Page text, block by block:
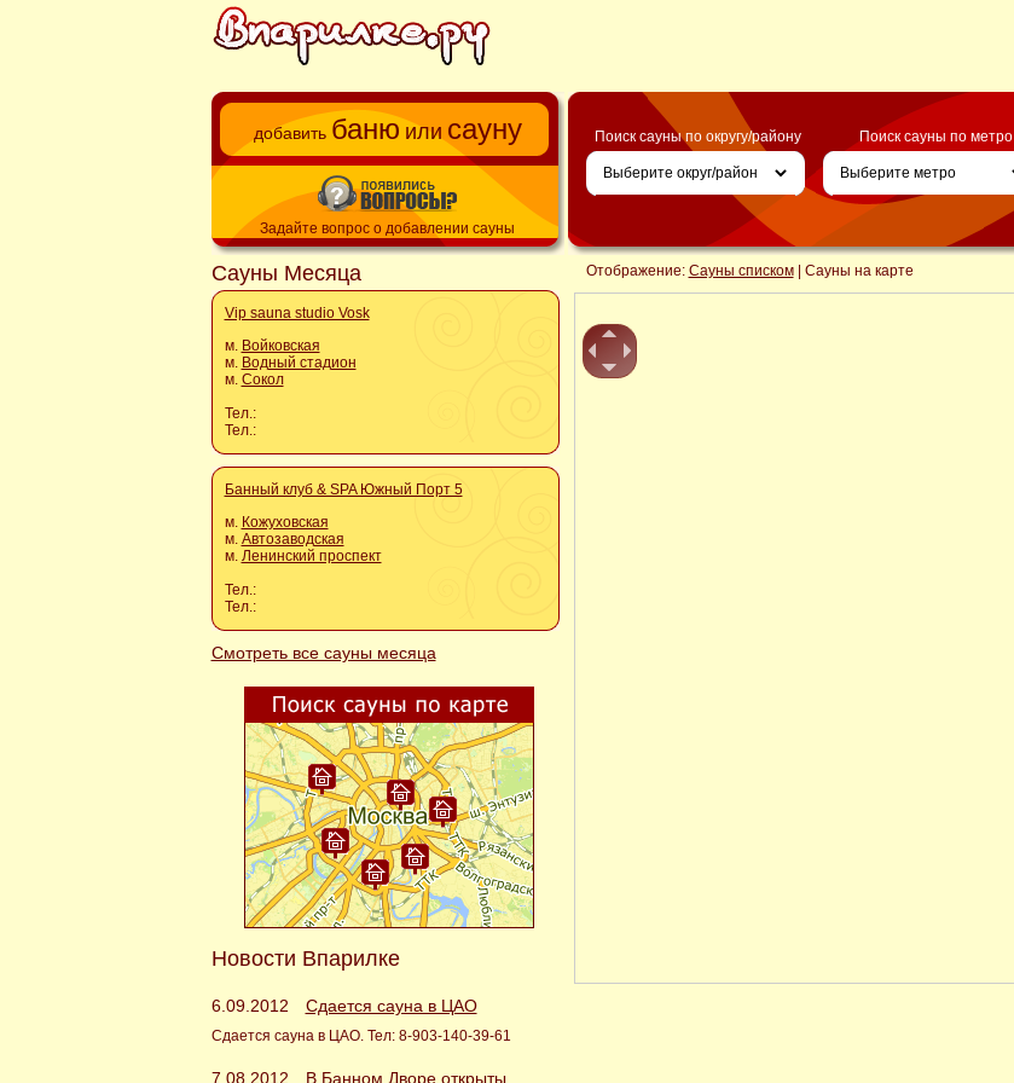
добавить баню или сауну
Задайте вопрос о добавлении сауны
Сауны Месяца
Vip sauna studio Vosk
м. Войковская
м. Водный стадион
м. Сокол
Тел.:
Тел.:
Банный клуб & SPA Южный Порт 5
м. Кожуховская
м. Автозаводская
м. Ленинский проспект
Тел.:
Тел.:
Смотреть все сауны месяца
Новости Впарилке
6.09.2012 Сдается сауна в ЦАО
Сдается сауна в ЦАО. Тел: 8-903-140-39-61
7.08.2012 В Банном Дворе открыты
Поиск сауны по округу/району Поиск сауны по метро
Отображение: Сауны списком| Сауны на карте